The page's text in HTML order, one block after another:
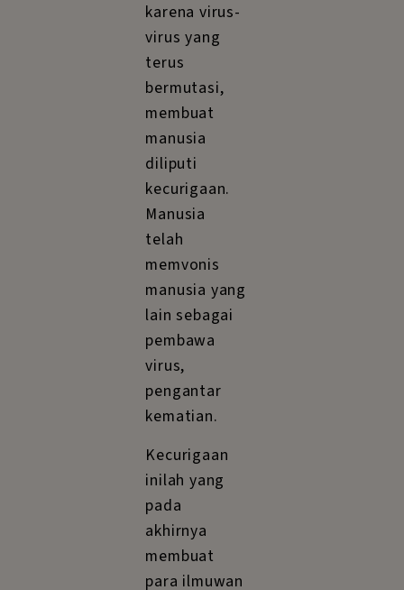
karena virus-
virus yang
terus
bermutasi,
membuat
manusia
diliputi
kecurigaan.
Manusia
telah
memvonis
manusia yang
lain sebagai
pembawa
virus,
pengantar
kematian.
Kecurigaan
inilah yang
pada
akhirnya
membuat
para ilmuwan